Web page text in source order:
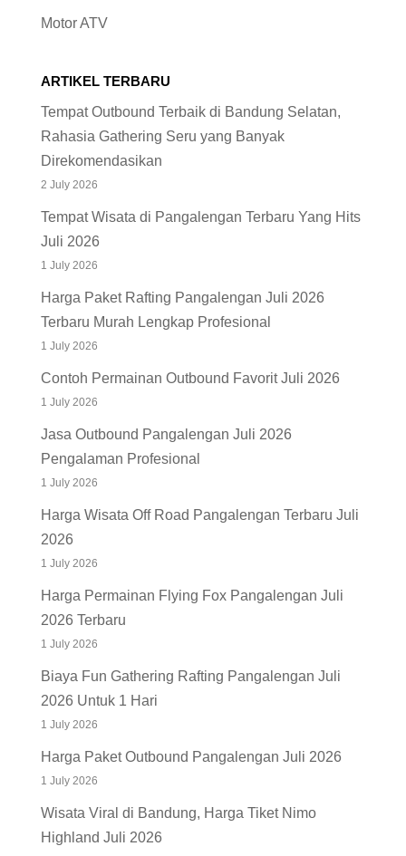
Motor ATV
ARTIKEL TERBARU
Tempat Outbound Terbaik di Bandung Selatan,
Rahasia Gathering Seru yang Banyak
Direkomendasikan
2 July 2026
Tempat Wisata di Pangalengan Terbaru Yang Hits
Juli 2026
1 July 2026
Harga Paket Rafting Pangalengan Juli 2026
Terbaru Murah Lengkap Profesional
1 July 2026
Contoh Permainan Outbound Favorit Juli 2026
1 July 2026
Jasa Outbound Pangalengan Juli 2026
Pengalaman Profesional
1 July 2026
Harga Wisata Off Road Pangalengan Terbaru Juli
2026
1 July 2026
Harga Permainan Flying Fox Pangalengan Juli
2026 Terbaru
1 July 2026
Biaya Fun Gathering Rafting Pangalengan Juli
2026 Untuk 1 Hari
1 July 2026
Harga Paket Outbound Pangalengan Juli 2026
1 July 2026
Wisata Viral di Bandung, Harga Tiket Nimo
Highland Juli 2026